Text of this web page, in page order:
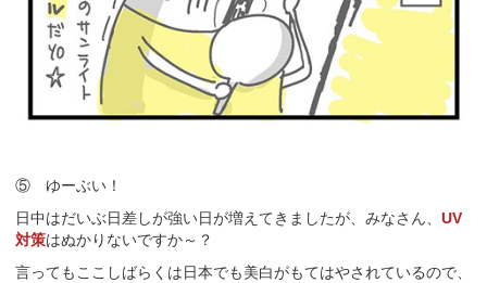
⑤ ゆーぶい！
日中はだいぶ日差しが強い日が増えてきましたが、みなさん、 UV
対策はぬかりないですか～？
言ってもここしばらくは日本でも美白がもてはやされているので、